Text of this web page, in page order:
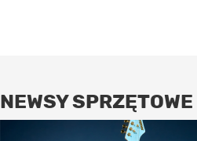
NEWSY SPRZĘTOWE